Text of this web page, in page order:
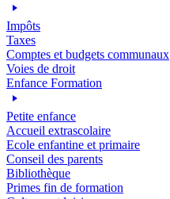
Impôts
Taxes
Comptes et budgets communaux
Voies de droit
Enfance Formation
Petite enfance
Accueil extrascolaire
Ecole enfantine et primaire
Conseil des parents
Bibliothèque
Primes fin de formation